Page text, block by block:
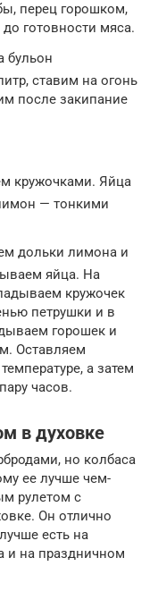
перец горошком,
готовности мяса.
бульон
ставим на огонь
после закипание
кружочками. Яйца
— тонкими
дольки лимона и
яйца. На
кружочек
петрушки и в
горошек и
Оставляем
а затем
часов.
в духовке
но колбаса
ее лучше чем-
рулетом с
Он отлично
есть на
и на праздничном